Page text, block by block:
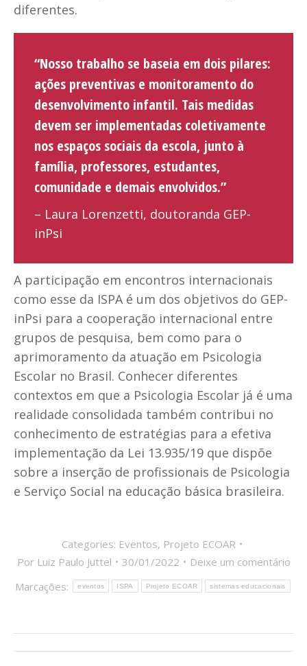
diferentes.
“Nosso trabalho se baseia em dois pilares:
ações preventivas e monitoramento do
desenvolvimento infantil. Tais medidas
devem ser implementadas coletivamente
nos espaços sociais da escola, junto à
família, professores, estudantes,
comunidade e demais envolvidos.”
– Laura Lorenzetti, doutoranda GEP-
inPsi
A participação em encontros internacionais
como esse da ISPA é um dos objetivos do GEP-
inPsi para a cooperação internacional entre
grupos de pesquisa, bem como para o
aprimoramento da atuação em Psicologia
Escolar no Brasil. Conhecer diferentes
contextos em que a Psicologia Escolar já é uma
realidade consolidada também contribui no
conhecimento de estratégias para a efetiva
implementação da Lei 13.935/19 que dispõe
sobre a inserção de profissionais de Psicologia
e Serviço Social na educação básica brasileira.
Categories: Eventos, Projeto ECOAR
Por Luiz Paulo Juttel 30/01/2022
Deixe um comentário
Marcações:
eventos ISPA Projeto ECOAR sistemas educacionais
Navegação